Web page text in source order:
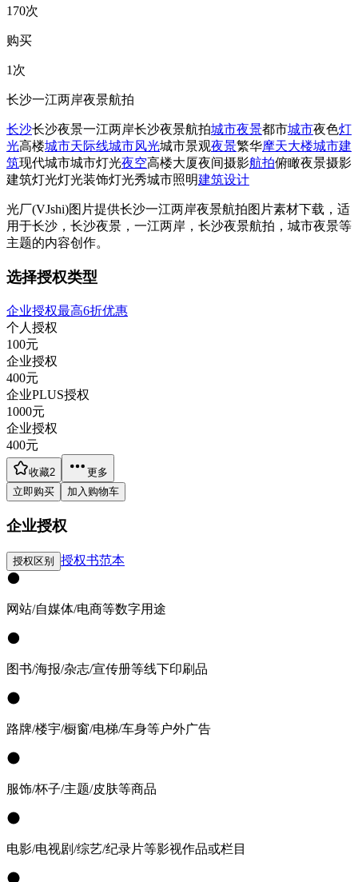
170次
购买
1次
长沙一江两岸夜景航拍
长沙长沙夜景一江两岸长沙夜景航拍城市夜景都市城市夜色灯
光高楼城市天际线城市风光城市景观夜景繁华摩天大楼城市建
筑现代城市城市灯光夜空高楼大厦夜间摄影航拍俯瞰夜景摄影
建筑灯光灯光装饰灯光秀城市照明建筑设计
光厂(VJshi)图片提供长沙一江两岸夜景航拍图片素材下载，适
用于长沙，长沙夜景，一江两岸，长沙夜景航拍，城市夜景等
主题的内容创作。
选择授权类型
企业授权最高6折优惠
个人授权
100元
企业授权
400元
企业PLUS授权
1000元
企业授权
400元
收藏2
更多
立即购买
加入购物车
企业授权
授权区别 授权书范本
网站/自媒体/电商等数字用途
图书/海报/杂志/宣传册等线下印刷品
路牌/楼宇/橱窗/电梯/车身等户外广告
服饰/杯子/主题/皮肤等商品
电影/电视剧/综艺/纪录片等影视作品或栏目